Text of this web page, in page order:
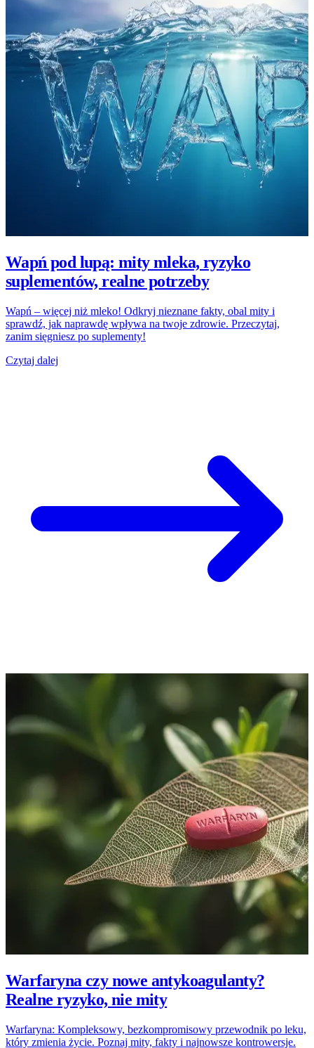
Wapń pod lupą: mity mleka, ryzyko
suplementów, realne potrzeby
Wapń – więcej niż mleko! Odkryj nieznane fakty, obal mity i
sprawdź, jak naprawdę wpływa na twoje zdrowie. Przeczytaj,
zanim sięgniesz po suplementy!
Czytaj dalej
Warfaryna czy nowe antykoagulanty?
Realne ryzyko, nie mity
Warfaryna: Kompleksowy, bezkompromisowy przewodnik po leku,
który zmienia życie. Poznaj mity, fakty i najnowsze kontrowersje.